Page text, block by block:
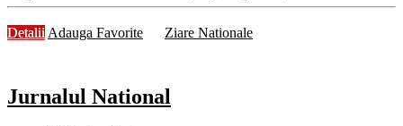
Detalii Adauga Favorite Ziare Nationale
Jurnalul National